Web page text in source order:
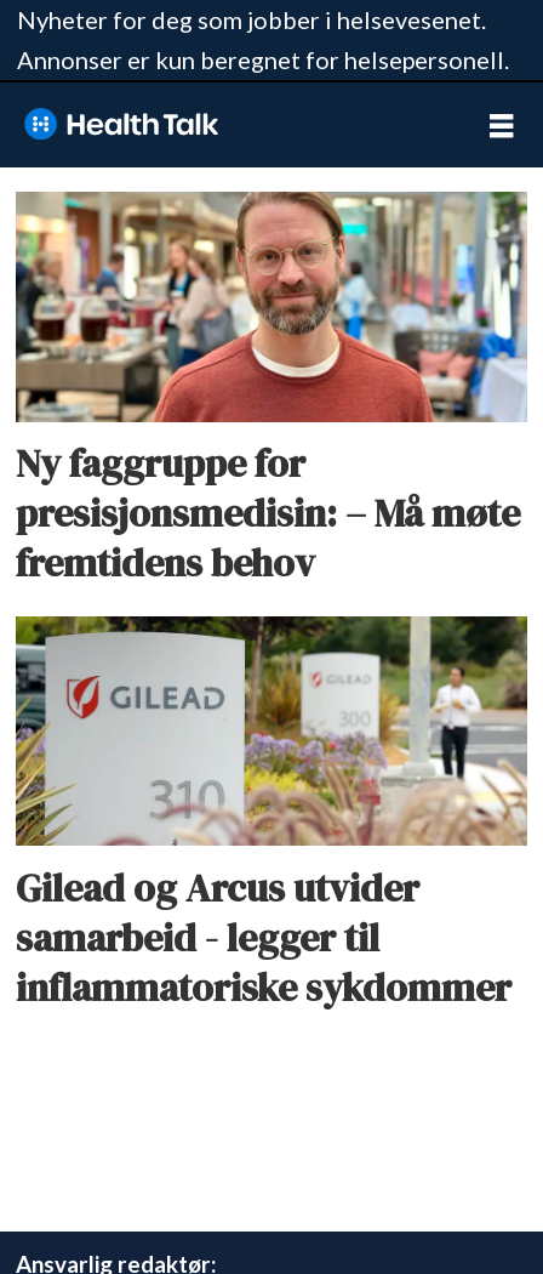
Nyheter for deg som jobber i helsevesenet.
Annonser er kun beregnet for helsepersonell.
Tag:
onkologi
Ny faggruppe for
presisjonsmedisin: – Må møte
fremtidens behov
Gilead og Arcus utvider
samarbeid - legger til
inflammatoriske sykdommer
Ansvarlig redaktør: